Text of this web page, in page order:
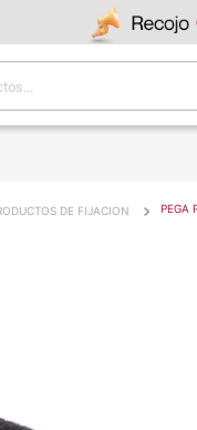
DE FIJACION PEGA